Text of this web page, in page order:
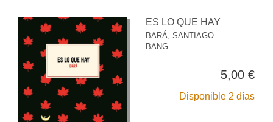
ES LO QUE HAY
BARÁ, SANTIAGO
BANG
5,00 €
Disponible 2 días